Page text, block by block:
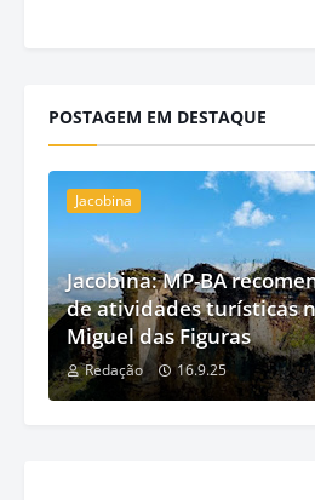
POSTAGEM EM DESTAQUE
Jacobina
Jacobina: MP-BA
de atividades turísticas
Miguel das Figuras
Redação 16.9.25